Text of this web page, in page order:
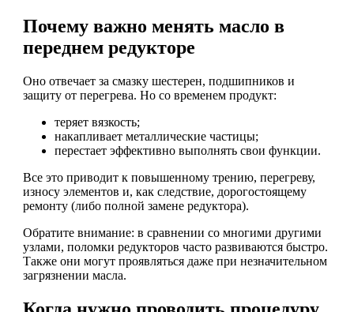
Почему важно менять масло в
переднем редукторе
Оно отвечает за смазку шестерен, подшипников и
защиту от перегрева. Но со временем продукт:
теряет вязкость;
накапливает металлические частицы;
перестает эффективно выполнять свои функции.
Все это приводит к повышенному трению, перегреву,
износу элементов и, как следствие, дорогостоящему
ремонту (либо полной замене редуктора).
Обратите внимание: в сравнении со многими другими
узлами, поломки редукторов часто развиваются быстро.
Также они могут проявляться даже при незначительном
загрязнении масла.